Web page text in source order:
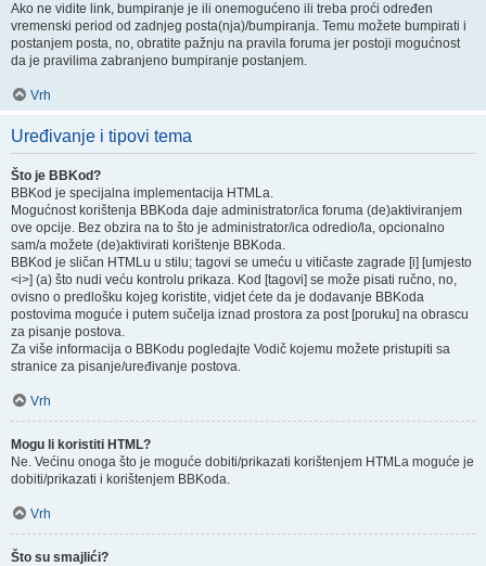
Ako ne vidite link, bumpiranje je ili onemogućeno ili treba proći određen
vremenski period od zadnjeg posta(nja)/bumpiranja. Temu možete bumpirati i
postanjem posta, no, obratite pažnju na pravila foruma jer postoji mogućnost
da je pravilima zabranjeno bumpiranje postanjem.
Vrh
Uređivanje i tipovi tema
Što je BBKod?
BBKod je specijalna implementacija HTMLa.
Mogućnost korištenja BBKoda daje administrator/ica foruma (de)aktiviranjem
ove opcije. Bez obzira na to što je administrator/ica odredio/la, opcionalno
sam/a možete (de)aktivirati korištenje BBKoda.
BBKod je sličan HTMLu u stilu; tagovi se umeću u vitičaste zagrade [i] [umjesto
<i>] (a) što nudi veću kontrolu prikaza. Kod [tagovi] se može pisati ručno, no,
ovisno o predlošku kojeg koristite, vidjet ćete da je dodavanje BBKoda
postovima moguće i putem sučelja iznad prostora za post [poruku] na obrascu
za pisanje postova.
Za više informacija o BBKodu pogledajte Vodič kojemu možete pristupiti sa
stranice za pisanje/uređivanje postova.
Vrh
Mogu li koristiti HTML?
Ne. Većinu onoga što je moguće dobiti/prikazati korištenjem HTMLa moguće je
dobiti/prikazati i korištenjem BBKoda.
Vrh
Što su smajlići?